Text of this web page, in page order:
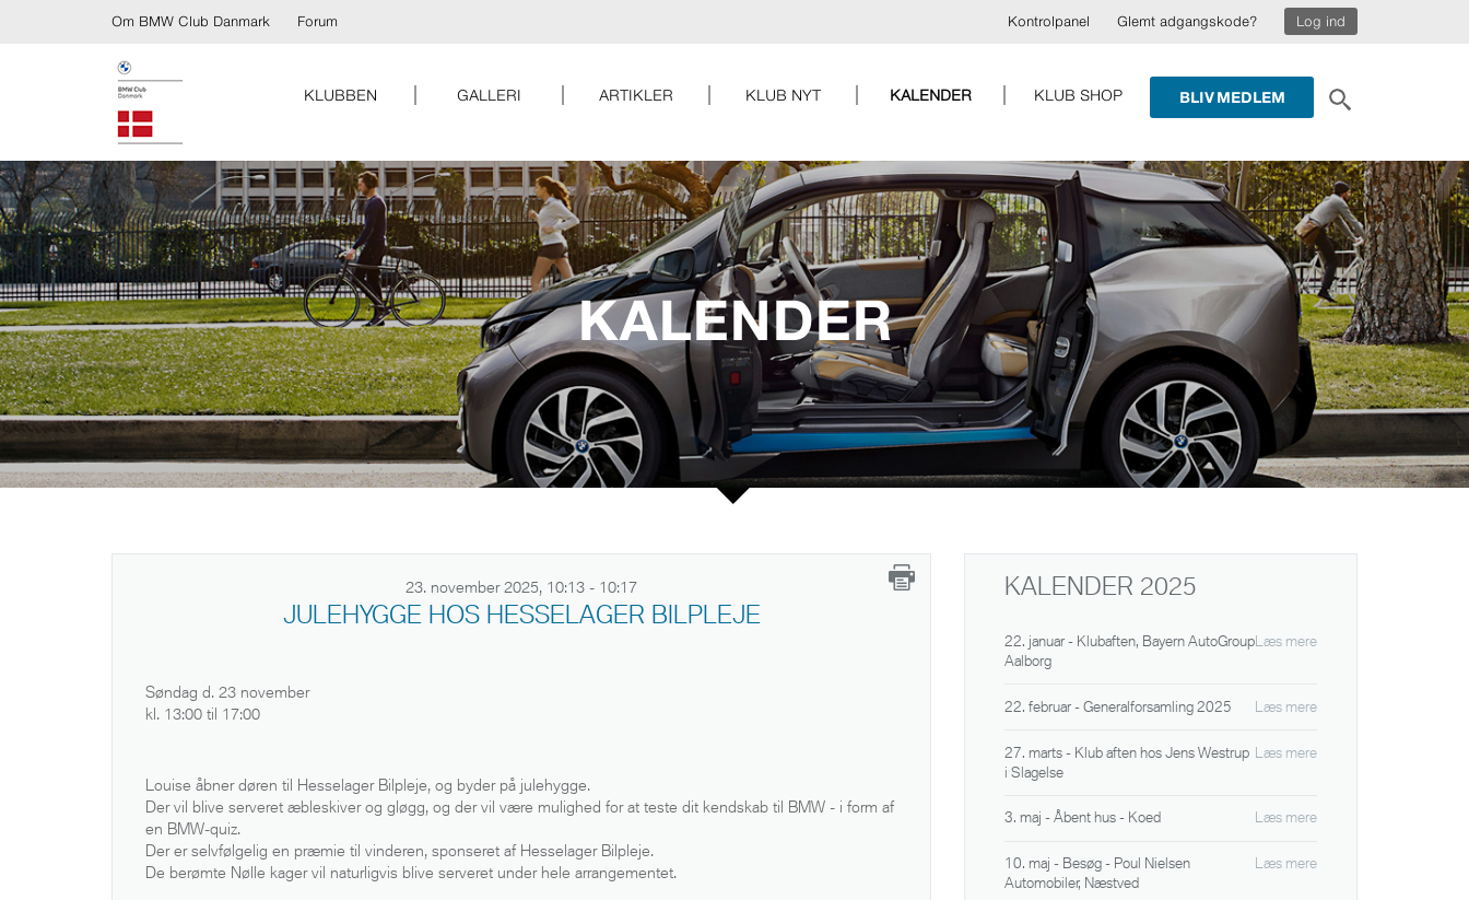
Om BMW Club Danmark Forum Log ind
Glemt adgangskode?
Kontrolpanel
KLUBBEN GALLERI ARTIKLER KLUB NYT KALENDER KLUB SHOP BLIV MEDLEM
KALENDER
23. november 2025, 10:13 - 10:17
JULEHYGGE HOS HESSELAGER BILPLEJE
Søndag d. 23 november
kl. 13:00 til 17:00
Louise åbner døren til Hesselager Bilpleje, og byder på julehygge.
Der vil blive serveret æbleskiver og gløgg, og der vil være mulighed for at teste dit kendskab til BMW - i form af
en BMW-quiz.
Der er selvfølgelig en præmie til vinderen, sponseret af Hesselager Bilpleje.
De berømte Nølle kager vil naturligvis blive serveret under hele arrangementet.
KALENDER 2025
Læs mere
22. januar - Klubaften, Bayern AutoGroup
Aalborg
Læs mere
22. februar - Generalforsamling 2025
Læs mere
27. marts - Klub aften hos Jens Westrup
i Slagelse
Læs mere
3. maj - Åbent hus - Koed
Læs mere
10. maj - Besøg - Poul Nielsen
Automobiler, Næstved